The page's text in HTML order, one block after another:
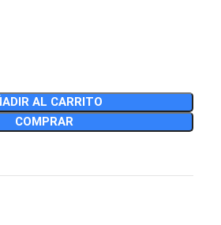
AL CARRITO
COMPRAR